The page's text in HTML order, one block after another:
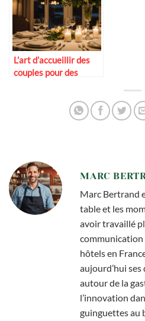
L’art d’accueillir des
couples pour des
MARC
Marc Bertrand
table et les
avoir travaillé
hôtels en
aujourd’hui
autour de la
l’innovation
guinguettes au